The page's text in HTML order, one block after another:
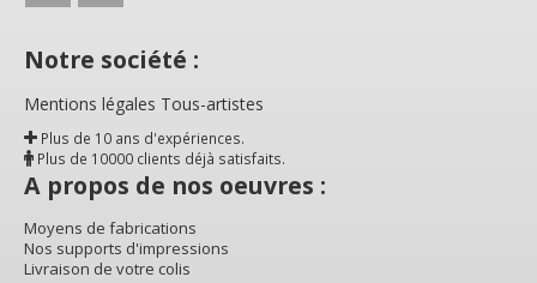
Notre société :
Mentions légales Tous-artistes
Plus de 10 ans d'expériences.
Plus de 10000 clients déjà satisfaits.
A propos de nos oeuvres :
Moyens de fabrications
Nos supports d'impressions
Livraison de votre colis